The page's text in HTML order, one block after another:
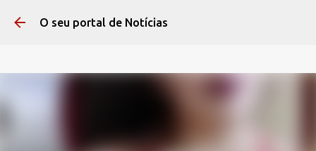
O seu portal de Notícias